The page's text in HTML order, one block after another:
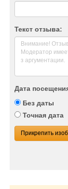
Текст отзыва:
Дата
Без даты
Точная дата
Прикрепить